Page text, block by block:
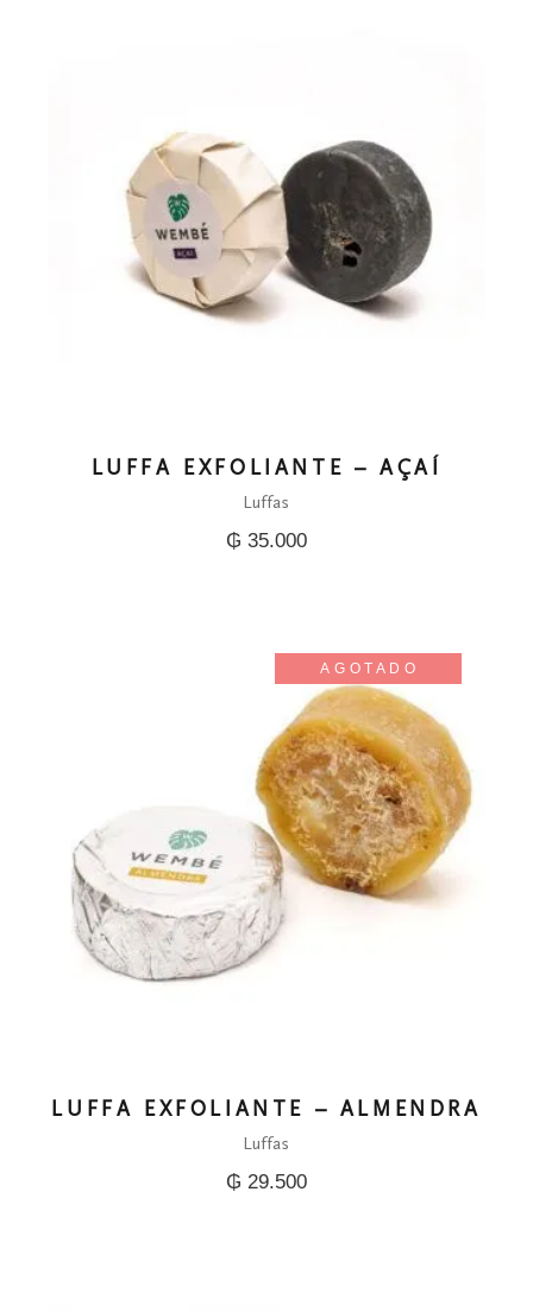
LUFFA EXFOLIANTE – AÇAÍ
Luffas
₲ 35.000
AGOTADO
LUFFA EXFOLIANTE – ALMENDRA
Luffas
₲ 29.500